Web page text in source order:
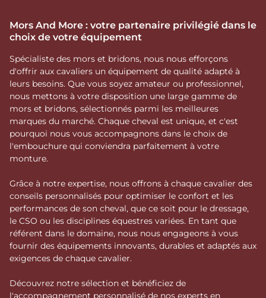
Mors And More : votre partenaire privilégié dans le
choix de votre équipement
Spécialiste des mors et bridons, nous nous efforçons
d'offrir aux cavaliers un équipement de qualité adapté à
leurs besoins. Que vous soyez amateur ou professionnel,
nous mettons à votre disposition une large gamme de
mors et bridons, sélectionnés parmi les meilleures
marques du marché. Chaque cheval est unique, et c'est
pourquoi nous vous accompagnons dans le choix de
l'embouchure qui conviendra parfaitement à votre
monture.
Grâce à notre expertise, nous offrons à chaque cavalier des
conseils personnalisés pour optimiser le confort et les
performances de son cheval, que ce soit pour le dressage,
le CSO ou les disciplines équestres variées. En tant que
référent dans le domaine, nous nous engageons à vous
fournir des équipements innovants, durables et adaptés aux
exigences de chaque cavalier.
Découvrez notre sélection et bénéficiez de
l'accompagnement personnalisé de nos experts en